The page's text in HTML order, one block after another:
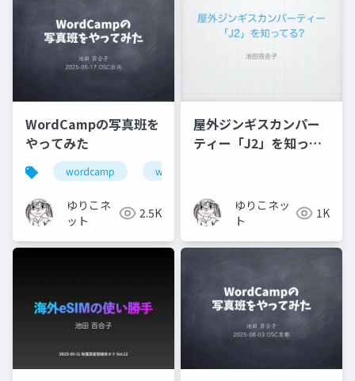
WordCampの写真班を
やってみた
wordcamp wordpress
ゆりこネ
ット
2.5K
屋外ジンギスカンパー
ティー「J2」を知って
ゆりこネッ
ト
1K